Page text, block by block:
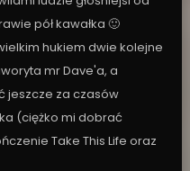
pół kawałka 🙂
hukiem dwie kolejne
mr Dave'a, a
jeszcze za czasów
(ciężko mi dobrać
Take This Life oraz